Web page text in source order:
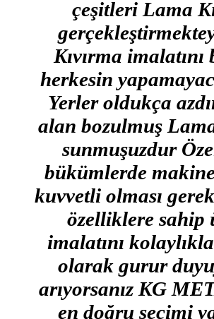
çeşitleri Lama
Kıvırma
herkesin
Yerler oldukça
alan bozulmuş
sunmuşuzdur
bükümlerde
kuvvetli olması
özelliklere sahip
imalatını
olarak gurur
arıyorsanız KG
en doğru seçimi